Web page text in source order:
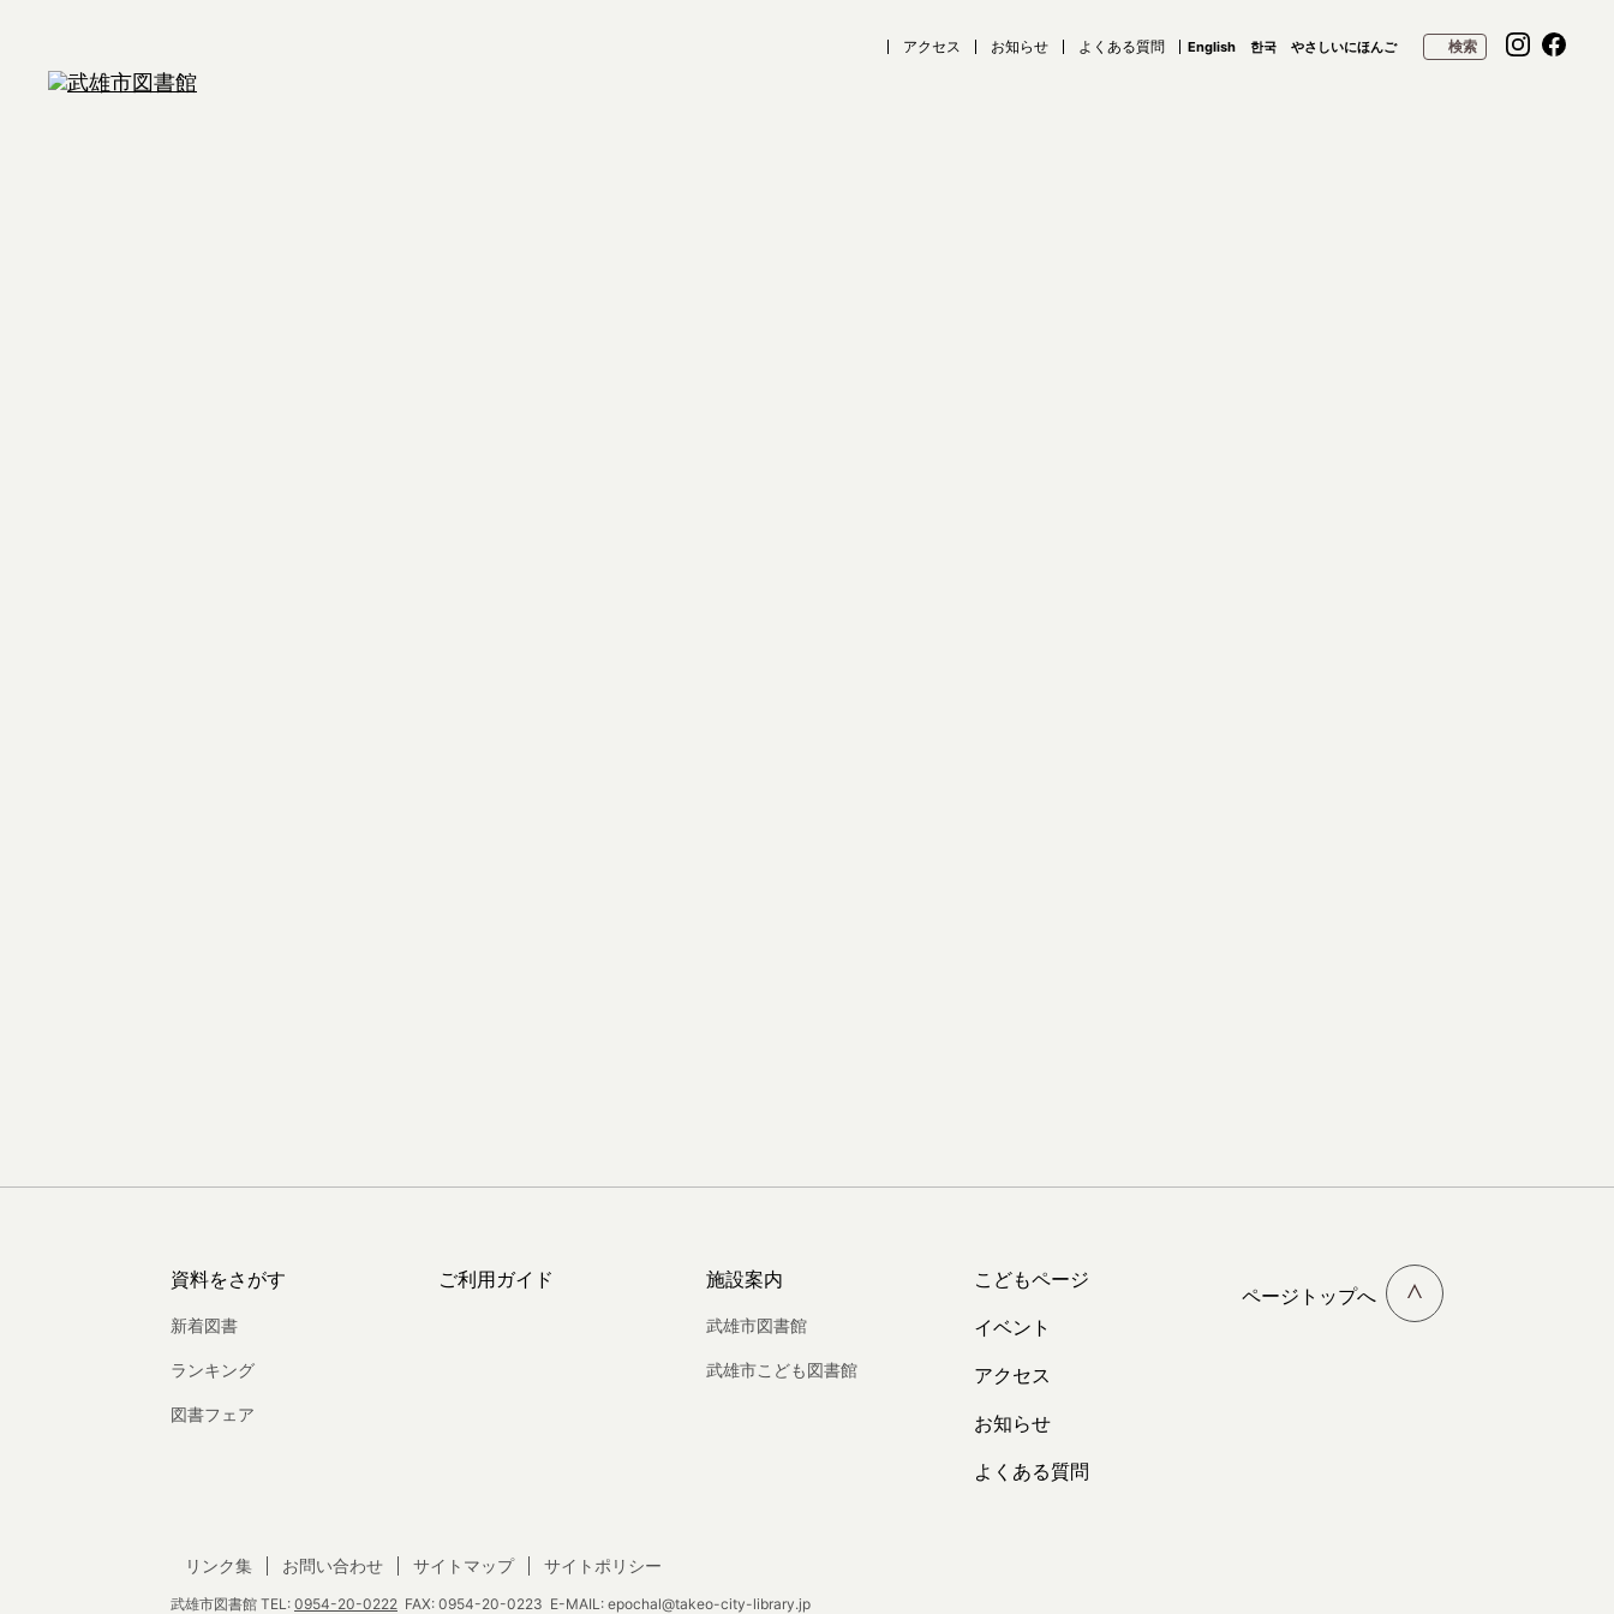
アクセス お知らせ よくある質問 English 한국 やさしいにほんご 検索
資料をさがす
新着図書
ランキング
図書フェア
ご利用ガイド 施設案内
武雄市図書館
武雄市こども図書館
こどもページ
イベント
アクセス
お知らせ
よくある質問
ページトップへ
武雄市図書館 TEL: 0954-20-0222 FAX: 0954-20-0223 E-MAIL: epochal@takeo-city-library.jp
リンク集 お問い合わせ サイトマップ サイトポリシー